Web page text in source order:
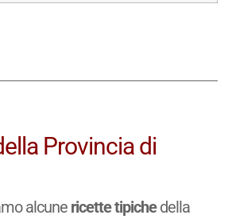
Provincia di
alcune ricette tipichedella